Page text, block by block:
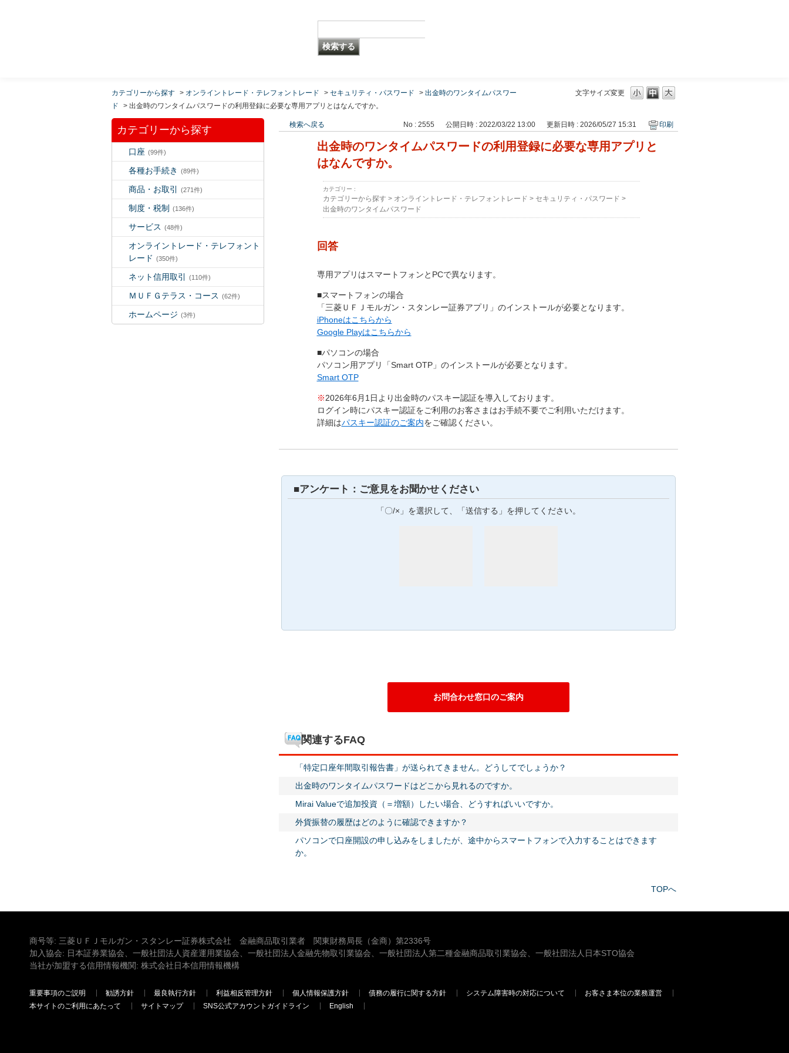
文字サイズ変更
カテゴリーから探す > オンライントレード・テレフォントレード > セキュリティ・パスワード > 出金時のワンタイムパスワー
ド
> 出金時のワンタイムパスワードの利用登録に必要な専用アプリとはなんですか。
カテゴリーから探す
口座 (99件)
各種お手続き (89件)
商品・お取引 (271件)
制度・税制 (136件)
サービス (48件)
オンライントレード・テレフォント
レード (350件)
ネット信用取引 (110件)
ＭＵＦＧテラス・コース (62件)
ホームページ (3件)
検索へ戻る No : 2555 公開日時 : 2022/03/22 13:00 更新日時 : 2026/05/27 15:31 印刷
出金時のワンタイムパスワードの利用登録に必要な専用アプリと
はなんですか。
カテゴリー :
カテゴリーから探す > オンライントレード・テレフォントレード > セキュリティ・パスワード >
出金時のワンタイムパスワード
回答
専用アプリはスマートフォンとPCで異なります。
■スマートフォンの場合
「三菱ＵＦＪモルガン・スタンレー証券アプリ」のインストールが必要となります。
iPhoneはこちらから
Google Playはこちらから
■パソコンの場合
パソコン用アプリ「Smart OTP」のインストールが必要となります。
Smart OTP
※2026年6月1日より出金時のパスキー認証を導入しております。
ログイン時にパスキー認証をご利用のお客さまはお手続不要でご利用いただけます。
詳細はパスキー認証のご案内をご確認ください。
■アンケート：ご意見をお聞かせください
「〇/×」を選択して、「送信する」を押してください。
お問合わせ窓口のご案内
関連するFAQ
「特定口座年間取引報告書」が送られてきません。どうしてでしょうか？
出金時のワンタイムパスワードはどこから見れるのですか。
Mirai Valueで追加投資（＝増額）したい場合、どうすればいいですか。
外貨振替の履歴はどのように確認できますか？
パソコンで口座開設の申し込みをしましたが、途中からスマートフォンで入力することはできます
か。
TOPへ
商号等: 三菱ＵＦＪモルガン・スタンレー証券株式会社 金融商品取引業者 関東財務局長（金商）第2336号
加入協会: 日本証券業協会、一般社団法人資産運用業協会、一般社団法人金融先物取引業協会、一般社団法人第二種金融商品取引業協会、一般社団法人日本STO協会
当社が加盟する信用情報機関: 株式会社日本信用情報機構
重要事項のご説明 勧誘方針 最良執行方針 利益相反管理方針 個人情報保護方針 債務の履行に関する方針 システム障害時の対応について
お客さま本位の業務運営
本サイトのご利用にあたって
サイトマップ SNS公式アカウントガイドライン English